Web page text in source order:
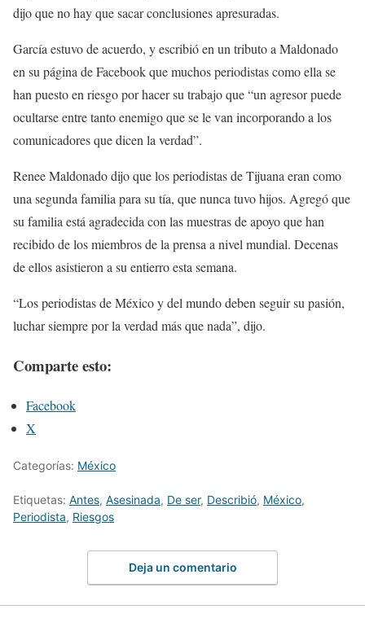
dijo que no hay que sacar conclusiones apresuradas.
García estuvo de acuerdo, y escribió en un tributo a Maldonado
en su página de Facebook que muchos periodistas como ella se
han puesto en riesgo por hacer su trabajo que “un agresor puede
ocultarse entre tanto enemigo que se le van incorporando a los
comunicadores que dicen la verdad”.
Renee Maldonado dijo que los periodistas de Tijuana eran como
una segunda familia para su tía, que nunca tuvo hijos. Agregó que
su familia está agradecida con las muestras de apoyo que han
recibido de los miembros de la prensa a nivel mundial. Decenas
de ellos asistieron a su entierro esta semana.
“Los periodistas de México y del mundo deben seguir su pasión,
luchar siempre por la verdad más que nada”, dijo.
Comparte esto:
Facebook
X
Categorías: México
Etiquetas: Antes, Asesinada, De ser, Describió, México,
Periodista, Riesgos
Deja un comentario